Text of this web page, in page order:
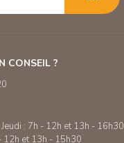
CONSEIL ?
: 7h - 12h et 13h - 16h30
12h et 13h - 15h30